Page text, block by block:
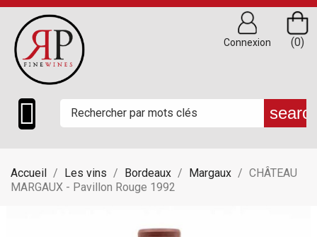

(0)
Connexion
Accueil Les vins Bordeaux Margaux
CHÂTEAU
MARGAUX - Pavillon Rouge 1992